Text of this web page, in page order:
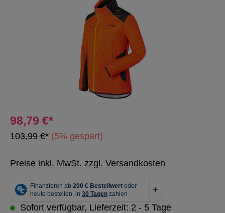
98,79 €*
103,99 €* (5% gespart)
Preise inkl. MwSt. zzgl. Versandkosten
Sofort verfügbar, Lieferzeit: 2 - 5 Tage